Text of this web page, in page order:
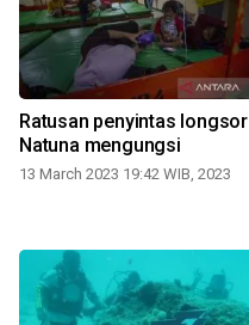
Ratusan penyintas longsor
Natuna mengungsi
13 March 2023 19:42 WIB, 2023